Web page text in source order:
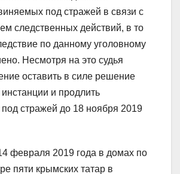
под стражей в связи с
следственных действий, в то
по данному уголовному
Несмотря на это судья
оставить в силе решение
и продлить
стражей до 18 ноября 2019
февраля 2019 года в домах по
пяти крымских татар в